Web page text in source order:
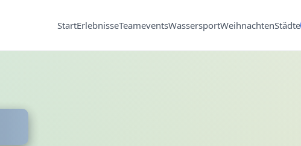
StartErlebnisseTeameventsWassersportWeihnachtenStädte